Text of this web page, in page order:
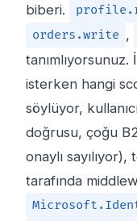
biberi.
orders.write ,
isterken hangi
söylüyor,
doğrusu, çoğu
onaylı
tarafında